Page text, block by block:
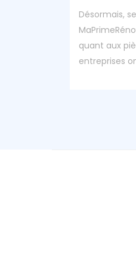
Désormais,
quant aux
entreprises